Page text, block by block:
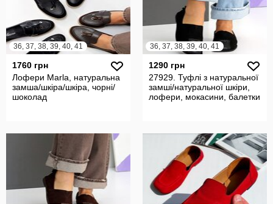
36, 37, 38, 39, 40, 41
1760 грн
Лофери Marla, натуральна
замша/шкіра/шкіра, чорні/
шоколад
36, 37, 38, 39, 40, 41
1290 грн
27929. Туфлі з натуральної
замші/натуральної шкіри,
лофери, мокасини, балетки